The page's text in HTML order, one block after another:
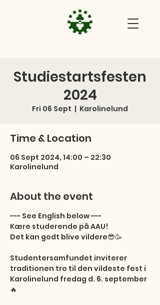
Studiestartsfesten
2024
Fri 06 Sept
  |
Karolinelund
Time & Location
06 Sept 2024, 14:00 – 22:30
Karolinelund
About the event
--- See English below ---
Kære studerende på AAU!
Det kan godt blive vildere😎🥳
Studentersamfundet inviterer
traditionen tro til den vildeste fest i
Karolinelund fredag d. 6. september
🔥